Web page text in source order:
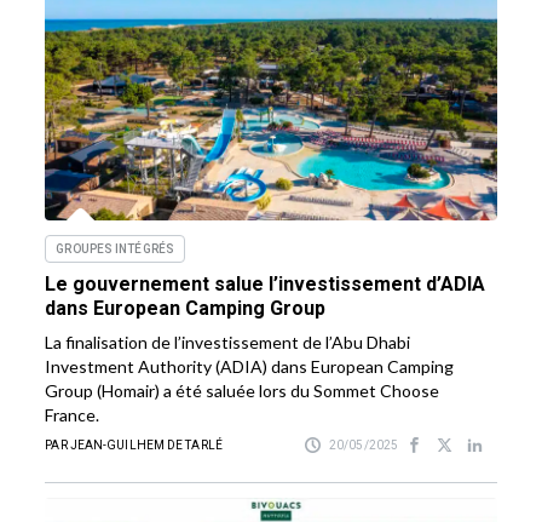
GROUPES INTÉGRÉS
Le gouvernement salue l’investissement d’ADIA
dans European Camping Group
La finalisation de l’investissement de l’Abu Dhabi
Investment Authority (ADIA) dans European Camping
Group (Homair) a été saluée lors du Sommet Choose
France.
PAR JEAN-GUILHEM DE TARLÉ 20/05/2025